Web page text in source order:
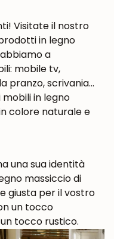
Visitate il nostro
in legno
a
mobile tv,
pranzo, scrivania...
in legno
colore naturale e
una sua identità
massiccio di
giusta per il vostro
un tocco
tocco rustico.